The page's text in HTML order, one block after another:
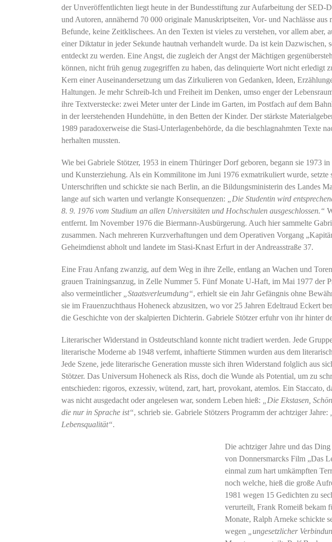
der Unveröffentlichten liegt heute in der Bundesstiftung zur Aufarbeitung der SED-
und Autoren, annähernd 70 000 originale Manuskriptseiten, Vor- und Nachlässe
Befunde, keine Zeitklischees. An den Texten ist vieles zu verstehen, vor allem aber,
einer Diktatur in jeder Sekunde hautnah verhandelt wurde. Da ist kein Dazwischen,
entdeckt zu werden. Eine Angst, die zugleich der Angst der Mächtigen
können, nicht früh genug zugegriffen zu haben, das delinquierte Wort nicht erledigt
Kern einer Auseinandersetzung um das Zirkulieren von Gedanken, Ideen,
Haltungen. Je mehr Schreib-Ich und Freiheit im Denken, umso enger der
ihre Textverstecke: zwei Meter unter der Linde im Garten, im Postfach auf dem
in der leerstehenden Hundehütte, in den Betten der Kinder. Der stärkste
1989 paradoxerweise die Stasi-Unterlagenbehörde, da die beschlagnahmten Texte
herhalten mussten.
Wie bei Gabriele Stötzer, 1953 in einem Thüringer Dorf geboren, begann sie 1973
und Kunsterziehung. Als ein Kommilitone im Juni 1976 exmatrikuliert wurde, setzte
Unterschriften und schickte sie nach Berlin, an die Bildungsministerin des Landes
lange auf sich warten und verlangte Konsequenzen:
„Die Studentin wird
8. 9. 1976 vom Studium an allen Universitäten und Hochschulen ausgeschlossen.“
entfernt. Im November 1976 die Biermann-Ausbürgerung. Auch hier sammelte
zusammen. Nach mehreren Kurzverhaftungen und dem Operativen Vorgang
Geheimdienst abholt und landete im Stasi-Knast Erfurt in der Andreasstraße 37.
Eine Frau Anfang zwanzig, auf dem Weg in ihre Zelle, entlang an Wachen und
grauen Trainingsanzug, in Zelle Nummer 5. Fünf Monate U-Haft, im Mai 1977 der
also vermeintlicher
„Staatsverleumdung“, erhielt sie ein Jahr Gefängnis ohne
sie im Frauenzuchthaus Hoheneck abzusitzen, wo vor 25 Jahren Edeltraud Eckert
die Geschichte von der skalpierten Dichterin. Gabriele Stötzer erfuhr von ihr hinter
Literarischer Widerstand in Ostdeutschland konnte nicht tradiert werden. Jede
literarische Moderne ab 1948 verfemt, inhaftierte Stimmen wurden aus dem
Jede Szene, jede literarische Generation musste sich ihren Widerstand folglich aus
Stötzer. Das Universum Hoheneck als Riss, doch die Wunde als Potential, um zu
entschieden: rigoros, exzessiv, wütend, zart, hart, provokant, atemlos. Ein Staccato,
was nicht ausgedacht oder angelesen war, sondern Leben hieß:
„Die Ekstasen,
die nur in Sprache ist“, schrieb sie. Gabriele Stötzers Programm der achtziger Jahre:
Lebensqualität“.
Die achtziger Jahre und das
von Donnersmarcks Film „Das
einmal zum hart umkämpften
noch welche, hieß die große
1981 wegen 15 Gedichten zu
verurteilt, Frank Romeiß bekam
Monate, Ralph Arneke schickte
wegen
„ungesetzlicher